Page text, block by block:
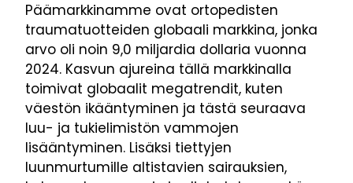
Päämarkkinamme ovat ortopedisten
traumatuotteiden globaali markkina, jonka
arvo oli noin 9,0 miljardia dollaria vuonna
2024. Kasvun ajureina tällä markkinalla
toimivat globaalit megatrendit, kuten
väestön ikääntyminen ja tästä seuraava
luu- ja tukielimistön vammojen
lisääntyminen. Lisäksi tiettyjen
luunmurtumille altistavien sairauksien,